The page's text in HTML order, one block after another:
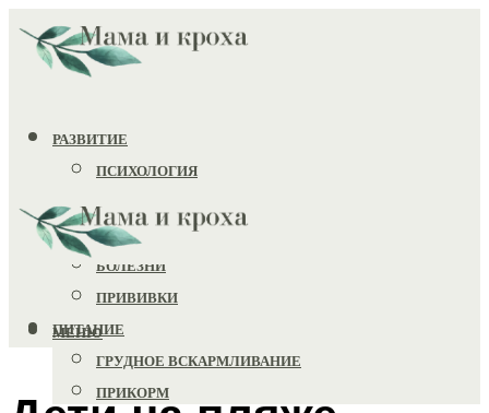
РАЗВИТИЕ
ПСИХОЛОГИЯ
ИГРУШКИ
ЗДОРОВЬЕ
БОЛЕЗНИ
ПРИВИВКИ
ПИТАНИЕ
ГРУДНОЕ ВСКАРМЛИВАНИЕ
ПРИКОРМ
МЕНЮ